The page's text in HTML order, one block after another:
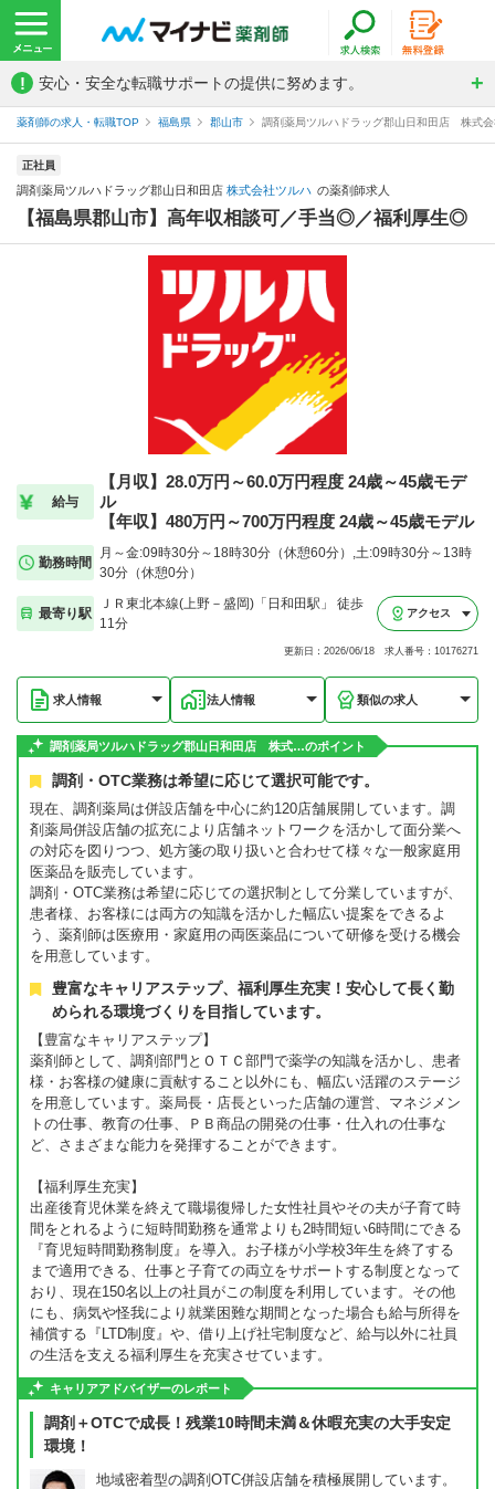
! 安心・安全な転職サポートの提供に努めます。
薬剤師の求人・転職TOP 福島県 郡山市 調剤薬局ツルハドラッグ郡山日和田店 株式
正社員
調剤薬局ツルハドラッグ郡山日和田店 株式会社ツルハ の薬剤師求人
【福島県郡山市】高年収相談可／手当◎／福利厚生◎
給与
【月収】28.0万円～60.0万円程度 24歳～45歳モデ
ル
【年収】480万円～700万円程度 24歳～45歳モデル
勤務時間
月～金:09時30分～18時30分（休憩60分）,土:09時30分～13時
30分（休憩0分）
最寄り駅
ＪＲ東北本線(上野－盛岡)「日和田駅」 徒歩
11分
アクセス
更新日：2026/06/18 求人番号：10176271
求人情報 法人情報 類似の求人
調剤薬局ツルハドラッグ郡山日和田店 株式…のポイント
調剤・OTC業務は希望に応じて選択可能です。
現在、調剤薬局は併設店舗を中心に約120店舗展開しています。調
剤薬局併設店舗の拡充により店舗ネットワークを活かして面分業へ
の対応を図りつつ、処方箋の取り扱いと合わせて様々な一般家庭用
医薬品を販売しています。
調剤・OTC業務は希望に応じての選択制として分業していますが、
患者様、お客様には両方の知識を活かした幅広い提案をできるよ
う、薬剤師は医療用・家庭用の両医薬品について研修を受ける機会
を用意しています。
豊富なキャリアステップ、福利厚生充実！安心して長く勤
められる環境づくりを目指しています。
【豊富なキャリアステップ】
薬剤師として、調剤部門とＯＴＣ部門で薬学の知識を活かし、患者
様・お客様の健康に貢献すること以外にも、幅広い活躍のステージ
を用意しています。薬局長・店長といった店舗の運営、マネジメン
トの仕事、教育の仕事、ＰＢ商品の開発の仕事・仕入れの仕事な
ど、さまざまな能力を発揮することができます。
【福利厚生充実】
出産後育児休業を終えて職場復帰した女性社員やその夫が子育て時
間をとれるように短時間勤務を通常よりも2時間短い6時間にできる
『育児短時間勤務制度』を導入。お子様が小学校3年生を終了する
まで適用できる、仕事と子育ての両立をサポートする制度となって
おり、現在150名以上の社員がこの制度を利用しています。その他
にも、病気や怪我により就業困難な期間となった場合も給与所得を
補償する『LTD制度』や、借り上げ社宅制度など、給与以外に社員
の生活を支える福利厚生を充実させています。
キャリアアドバイザーのレポート
調剤＋OTCで成長！残業10時間未満＆休暇充実の大手安定
環境！
地域密着型の調剤OTC併設店舗を積極展開しています。